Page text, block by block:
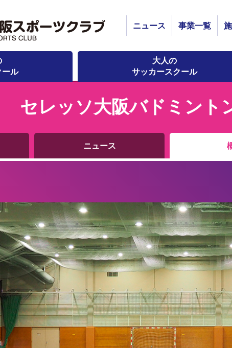
ニュース 事業一覧
ル
大人の
サッカースクール
セレッソ大阪バドミント
ニュース